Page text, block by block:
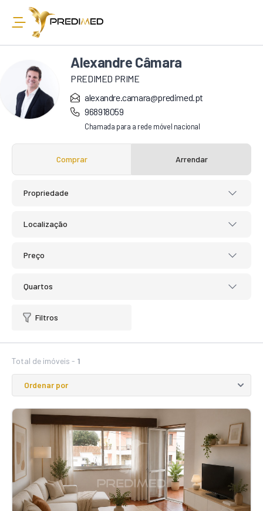
Alexandre Câmara
PREDIMED PRIME
alexandre.camara@predimed.pt
968918059
Chamada para a rede móvel nacional
Comprar Arrendar
Propriedade
Localização
Preço
Quartos
Filtros
Total de imóveis - 1